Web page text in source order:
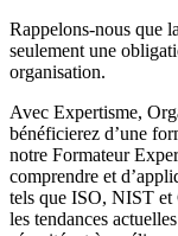
Rappelons-nous que
seulement une
organisation.
Avec Expertisme,
bénéficierez d’une
notre Formateur
comprendre et
tels que ISO, NIST et
les tendances